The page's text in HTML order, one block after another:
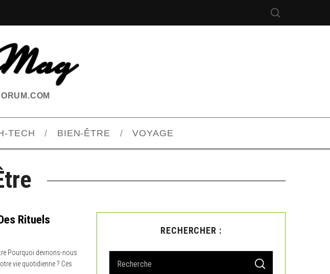
TECH BIEN-ÊTRE VOYAGE
Rituels
Pourquoi devrions-nous
vie quotidienne ? Ces
RECHERCHER :
S